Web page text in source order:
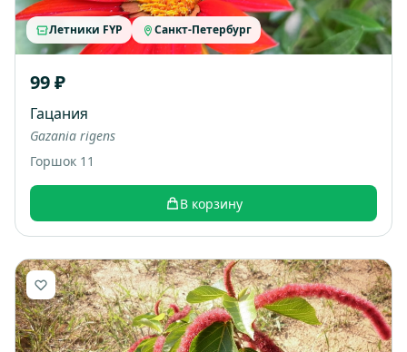
Летники FYP Санкт-Петербург
99 ₽
Гацания
Gazania rigens
Горшок 11
В корзину